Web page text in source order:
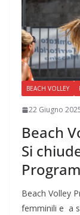
BEACH VOLLEY
22 Giugno
Beach
Si
Beach Volley
femminili e a